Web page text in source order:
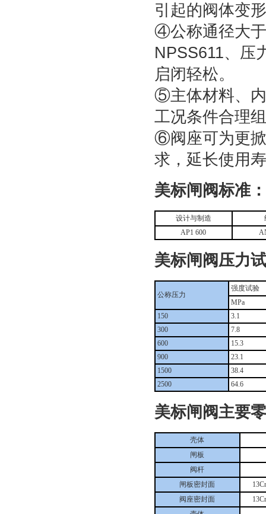
引起的阀体变
④公称通径大
NPSS611、压
启闭轻松。
⑤主体材料、
工况条件合理
⑥阀座可为更
求，延长使用
美标闸阀标准：
设计与制造
AP1 600
美标闸阀压力
公称压力
强度试验
MPa
150
3.1
300
7.8
600
15.3
900
23.1
1500
38.4
2500
64.6
美标闸阀主要
壳体
闸板
阀杆
闸板密封面
阀座密封面